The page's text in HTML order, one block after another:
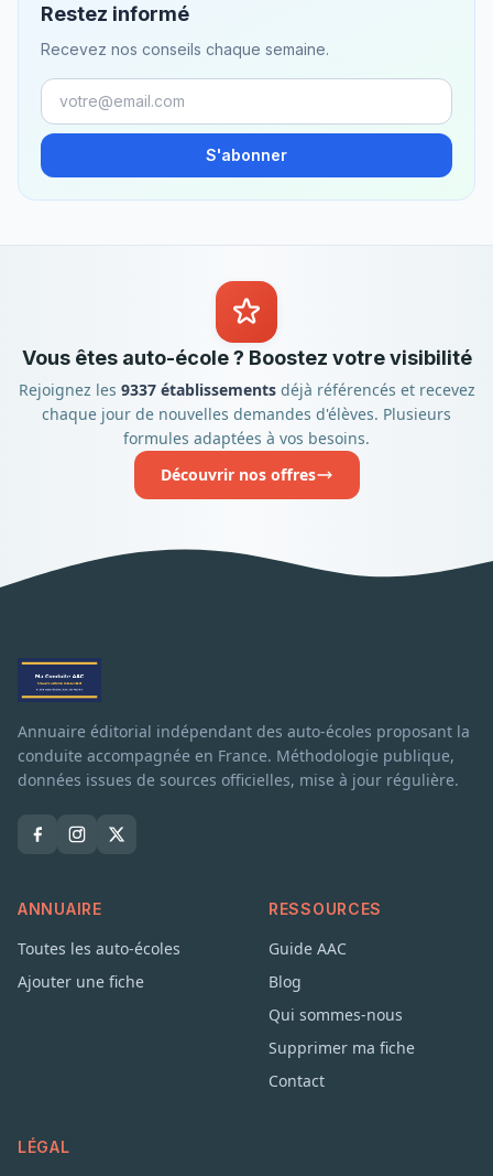
Restez informé
Recevez nos conseils chaque semaine.
S'abonner
Vous êtes auto-école ? Boostez votre visibilité
Rejoignez les 9337 établissementsdéjà référencés et recevez
chaque jour de nouvelles demandes d'élèves. Plusieurs
formules adaptées à vos besoins.
Découvrir nos offres
Annuaire éditorial indépendant des auto-écoles proposant la
conduite accompagnée en France. Méthodologie publique,
données issues de sources officielles, mise à jour régulière.
ANNUAIRE
Toutes les auto-écoles
Ajouter une fiche
RESSOURCES
Guide AAC
Blog
Qui sommes-nous
Supprimer ma fiche
Contact
LÉGAL